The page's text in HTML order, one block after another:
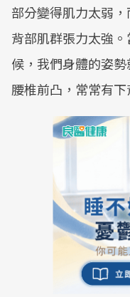
部分變得肌力太弱
背部肌群張力太強
候，我們身體的姿
腰椎前凸，常常有下